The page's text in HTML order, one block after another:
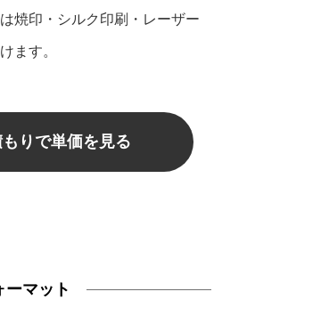
焼印・シルク印刷・レーザー
ます。
りで単価を見る
ーマット